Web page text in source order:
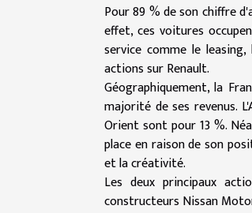
Pour 89 % de son chiffre
effet, ces voitures
service comme le
actions sur Renault.
Géographiquement, la
majorité de ses revenus.
Orient sont pour 13 %.
place en raison de son
et la créativité.
Les deux principaux
constructeurs Nissan